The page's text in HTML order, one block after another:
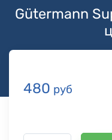
Gütermann
480 руб